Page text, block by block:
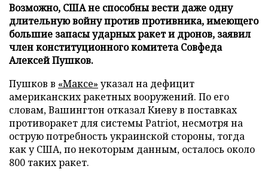
Возможно, США не способны вести даже одну
длительную войну против противника, имеющего
большие запасы ударных ракет и дронов, заявил
член конституционного комитета Совфеда
Алексей Пушков.
Пушков в «Максе» указал на дефицит
американских ракетных вооружений. По его
словам, Вашингтон отказал Киеву в поставках
противоракет для системы Patriot, несмотря на
острую потребность украинской стороны, тогда
как у США, по некоторым данным, осталось около
800 таких ракет.